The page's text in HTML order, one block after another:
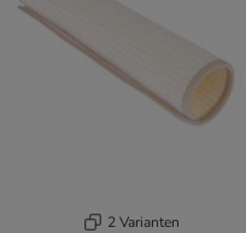
2 Varianten